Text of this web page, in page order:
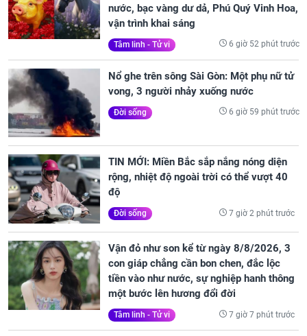
nước, bạc vàng dư dả, Phú Quý Vinh Hoa,
vận trình khai sáng
Tâm linh - Tử vi 6 giờ 52 phút trước
Nổ ghe trên sông Sài Gòn: Một phụ nữ tử
vong, 3 người nhảy xuống nước
Đời sống 6 giờ 59 phút trước
TIN MỚI: Miền Bắc sắp nắng nóng diện
rộng, nhiệt độ ngoài trời có thể vượt 40
độ
Đời sống 7 giờ 2 phút trước
Vận đỏ như son kể từ ngày 8/8/2026, 3
con giáp chẳng cần bon chen, đắc lộc
tiền vào như nước, sự nghiệp hanh thông
một bước lên hương đổi đời
Tâm linh - Tử vi 7 giờ 7 phút trước